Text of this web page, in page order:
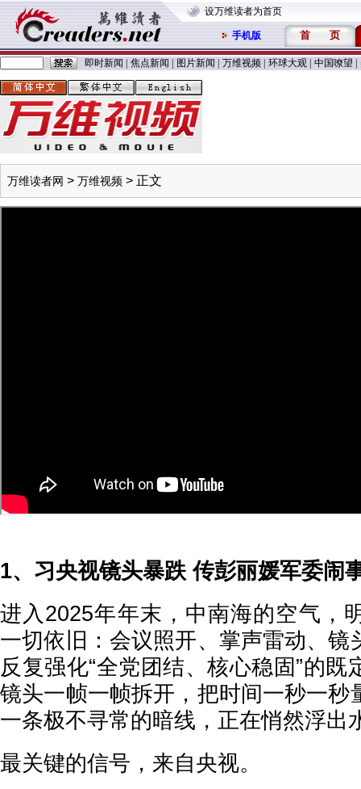
设万维读者为首页
手机版 首 页
即时新闻 焦点新闻 图片新闻 万维视频 环球大观 中国嘹望
万维读者网 > 万维视频 > 正文
1、习央视镜头暴跌 传彭丽媛军委闹
进入2025年年末，中南海的空气，
一切依旧：会议照开、掌声雷动、镜
反复强化“全党团结、核心稳固”的既
镜头一帧一帧拆开，把时间一秒一秒
一条极不寻常的暗线，正在悄然浮出
最关键的信号，来自央视。